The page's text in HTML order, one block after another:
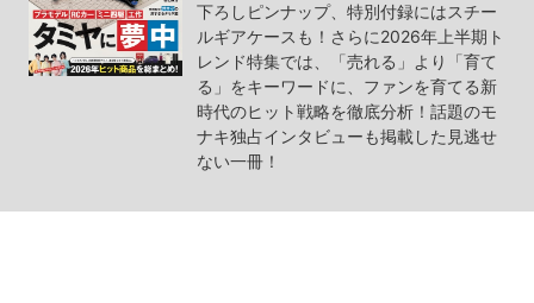
下ろしピンナップ、特別付録にはスチー
ルギアケースも！さらに2026年上半期ト
レンド特集では、「売れる」より「育て
る」をキーワードに、ファンを育てる新
時代のヒット戦略を徹底分析！話題のモ
ナキ独占インタビューも掲載した見逃せ
ない一冊！